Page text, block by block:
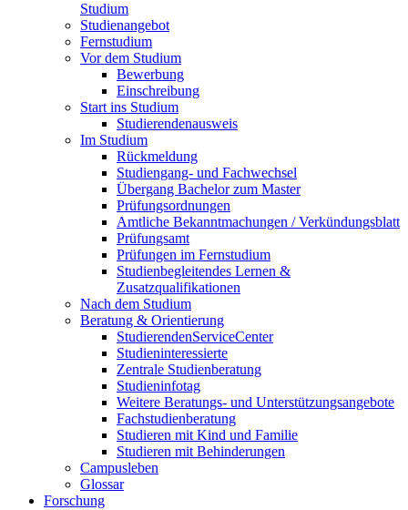
Studium
Studienangebot
Fernstudium
Vor dem Studium
Bewerbung
Einschreibung
Start ins Studium
Studierendenausweis
Im Studium
Rückmeldung
Studiengang- und Fachwechsel
Übergang Bachelor zum Master
Prüfungsordnungen
Amtliche Bekanntmachungen / Verkündungsblatt
Prüfungsamt
Prüfungen im Fernstudium
Studienbegleitendes Lernen &
Zusatzqualifikationen
Nach dem Studium
Beratung & Orientierung
StudierendenServiceCenter
Studieninteressierte
Zentrale Studienberatung
Studieninfotag
Weitere Beratungs- und Unterstützungsangebote
Fachstudienberatung
Studieren mit Kind und Familie
Studieren mit Behinderungen
Campusleben
Glossar
Forschung